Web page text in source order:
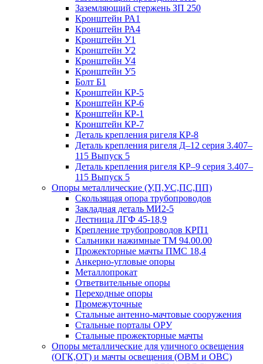
Заземляющий стержень ЗП 250
Кронштейн РА1
Кронштейн РА4
Кронштейн У1
Кронштейн У2
Кронштейн У4
Кронштейн У5
Болт Б1
Кронштейн КР-5
Кронштейн КР-6
Кронштейн КР-1
Кронштейн КР-7
Деталь крепления ригеля КР‑8
Деталь крепления ригеля Д–12 серия 3.407–
115 Выпуск 5
Деталь крепления ригеля КР–9 серия 3.407–
115 Выпуск 5
Опоры металлические (У,П,УС,ПС,ПП)
Скользящая опора трубопроводов
Закладная деталь МИ2-5
Лестница ЛГФ 45-18,9
Крепление трубопроводов КРП1
Сальники нажимные ТМ 94.00.00
Прожекторные мачты ПМС 18,4
Анкерно-угловые опоры
Металлопрокат
Ответвительные опоры
Переходные опоры
Промежуточные
Стальные антенно-мачтовые сооружения
Стальные порталы ОРУ
Стальные прожекторные мачты
Опоры металлические для уличного освещения
(ОГК,ОТ) и мачты освещения (ОВМ и ОВС)